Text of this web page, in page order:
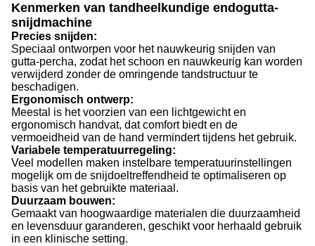
Kenmerken van tandheelkundige endogutta-
snijdmachine
Precies snijden:
Speciaal ontworpen voor het nauwkeurig snijden van
gutta-percha, zodat het schoon en nauwkeurig kan worden
verwijderd zonder de omringende tandstructuur te
beschadigen.
Ergonomisch ontwerp:
Meestal is het voorzien van een lichtgewicht en
ergonomisch handvat, dat comfort biedt en de
vermoeidheid van de hand vermindert tijdens het gebruik.
Variabele temperatuurregeling:
Veel modellen maken instelbare temperatuurinstellingen
mogelijk om de snijdoeltreffendheid te optimaliseren op
basis van het gebruikte materiaal.
Duurzaam bouwen:
Gemaakt van hoogwaardige materialen die duurzaamheid
en levensduur garanderen, geschikt voor herhaald gebruik
in een klinische setting.